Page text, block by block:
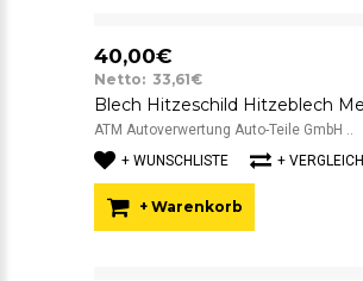
40,00€
Netto: 33,61€
ATM Autoverwertung Auto-Teile GmbH ..
+ WUNSCHLISTE
+ VERGLEICH
+ Warenkorb